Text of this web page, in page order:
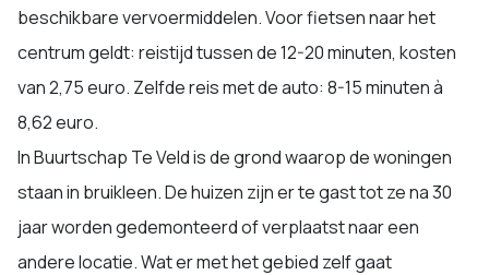
beschikbare vervoermiddelen. Voor fietsen naar het
centrum geldt: reistijd tussen de 12-20 minuten, kosten
van 2,75 euro. Zelfde reis met de auto: 8-15 minuten à
8,62 euro.
In Buurtschap Te Veld is de grond waarop de woningen
staan in bruikleen. De huizen zijn er te gast tot ze na 30
jaar worden gedemonteerd of verplaatst naar een
andere locatie. Wat er met het gebied zelf gaat